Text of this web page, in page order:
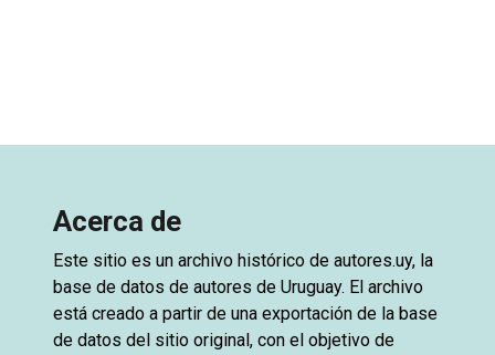
Acerca de
Este sitio es un archivo histórico de autores.uy, la
base de datos de autores de Uruguay. El archivo
está creado a partir de una exportación de la base
de datos del sitio original, con el objetivo de